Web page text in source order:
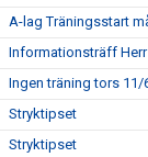
A-lag Träningsstart
Informationsträff
Ingen träning tors 11/
Stryktipset
Stryktipset